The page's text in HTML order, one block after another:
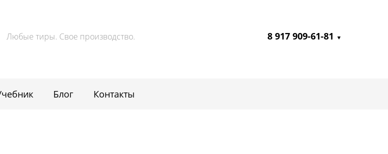
Любые тиры. Свое производство. 8 917 909-61-81 ▼
Блог Контакты